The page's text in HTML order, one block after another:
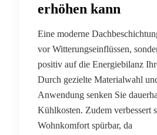
erhöhen kann
Eine moderne
vor Witterungseinflüssen,
positiv auf die Energiebilanz
Durch gezielte Materialwahl
Anwendung senken Sie
Kühlkosten. Zudem verbessert
Wohnkomfort spürbar, da